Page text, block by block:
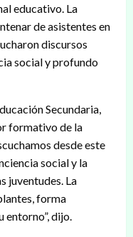
educativo. La
de asistentes en
discursos
social y profundo
Secundaria,
formativo de la
desde este
social y la
juventudes. La
forma
entorno”, dijo.